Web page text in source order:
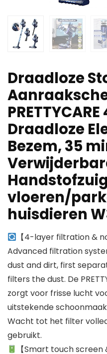
Draadloze
Draadloze
Bezem, 35
vloeren/
huisdieren
【4-layer filtration &
Advanced filtration
dust and dirt, first
filters the dust. De
zorgt voor frisse lucht
uitstekende
Wacht tot het filter
gebruikt.
【Smart touch